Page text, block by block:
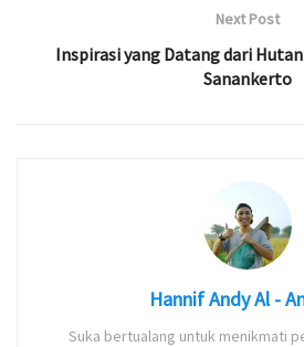
Next Post
Inspirasi yang Datang dari
Sanankerto
Hannif Andy Al -
Suka bertualang untuk menikmati